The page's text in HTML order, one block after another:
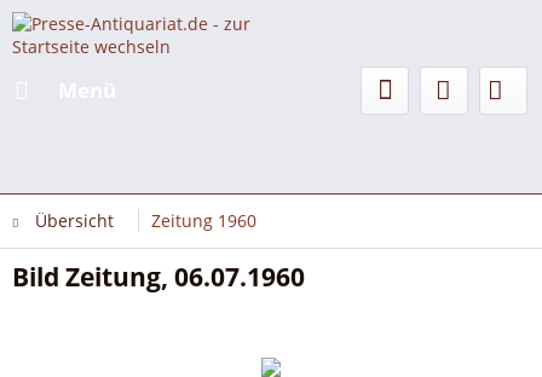
Übersicht Zeitung 1960
Bild Zeitung, 06.07.1960